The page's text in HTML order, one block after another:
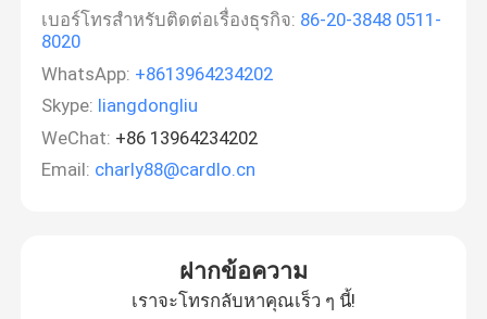
เบอร์โทรสำหรับติดต่อเรื่องธุรกิจ: 86-20-3848 0511-
8020
WhatsApp: +8613964234202
Skype: liangdongliu
WeChat: +86 13964234202
Email: charly88@cardlo.cn
ฝากข้อความ
เราจะโทรกลับหาคุณเร็ว ๆ นี้!